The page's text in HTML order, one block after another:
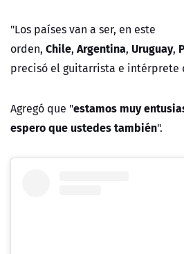
"Los países van a ser, en este
orden, Chile, Argentina, Uruguay,
precisó el guitarrista e intérprete
Agregó que "estamos muy
espero que ustedes también".